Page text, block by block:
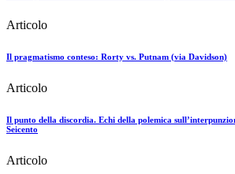
Articolo
Il pragmatismo conteso: Rorty vs. Putnam (via Davidson)
Articolo
Il punto della discordia. Echi della polemica
Seicento
Articolo